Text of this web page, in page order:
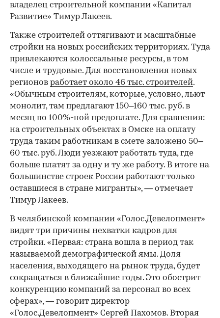
владелец строительной компании «Капитал
Развитие» Тимур Лакеев.
Также строителей оттягивают и масштабные
стройки на новых российских территориях. Туда
привлекаются колоссальные ресурсы, в том
числе и трудовые. Для восстановления новых
регионов работает около 46 тыс. строителей.
«Обычным строителям, которые, условно, льют
монолит, там предлагают 150–160 тыс. руб. в
месяц по 100%-ной предоплате. Для сравнения:
на строительных объектах в Омске на оплату
труда таким работникам в смете заложено 50–
60 тыс. руб. Люди уезжают работать туда, где
больше платят за одну и ту же работу. В итоге на
большинстве строек России работают только
оставшиеся в стране мигранты», — отмечает
Тимур Лакеев.
В челябинской компании «Голос.Девелопмент»
видят три причины нехватки кадров для
стройки. «Первая: страна вошла в период так
называемой демографической ямы. Доля
населения, выходящего на рынок труда, будет
сокращаться в ближайшие годы. Это обострит
конкуренцию компаний за персонал во всех
сферах», — говорит директор
«Голос.Девелопмент» Сергей Пахомов. Вторая